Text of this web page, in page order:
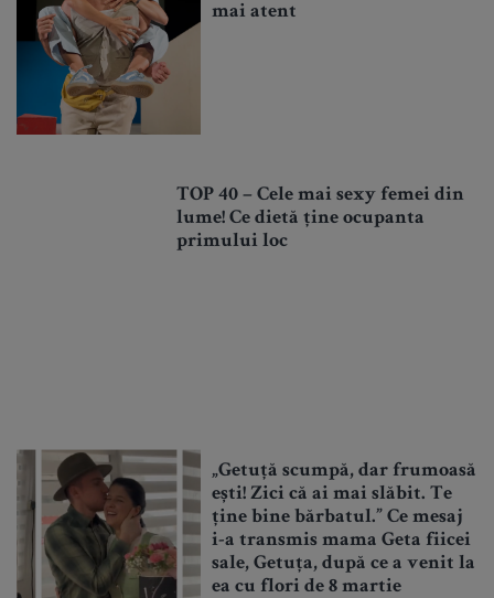
mai atent
TOP 40 – Cele mai sexy femei din
lume! Ce dietă ține ocupanta
primului loc
„Getuță scumpă, dar frumoasă
ești! Zici că ai mai slăbit. Te
ține bine bărbatul.” Ce mesaj
i-a transmis mama Geta fiicei
sale, Getuța, după ce a venit la
ea cu flori de 8 martie